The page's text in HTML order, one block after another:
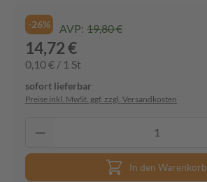
-26% AVP: 19,80 €
14,72 €
0,10 € / 1 St
sofort lieferbar
Preise inkl. MwSt. ggf. zzgl. Versandkosten
In den Warenkorb